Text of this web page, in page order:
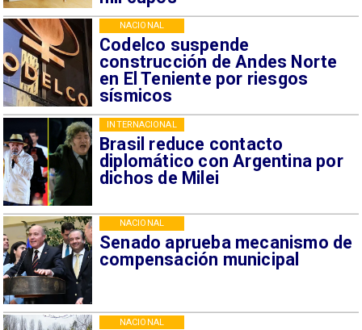
Codelco suspende
construcción de Andes Norte
en El Teniente por riesgos
sísmicos
NACIONAL
Brasil reduce contacto
diplomático con Argentina por
dichos de Milei
INTERNACIONAL
Senado aprueba mecanismo de
compensación municipal
NACIONAL
NACIONAL